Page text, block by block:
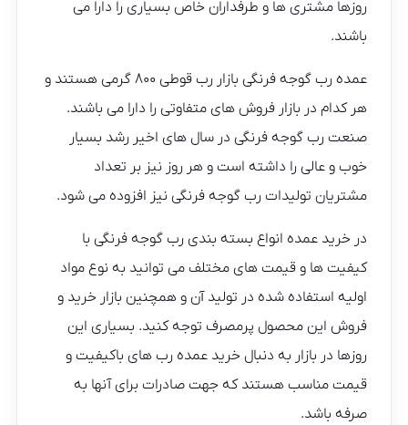
روزها مشتری ها و طرفداران خاص بسیاری را دارا می
باشند.
عمده رب گوجه فرنگی بازار رب قوطی ۸۰۰ گرمی هستند و
هر کدام در بازار فروش های متفاوتی را دارا می باشند.
صنعت رب گوجه فرنگی در سال های اخیر رشد بسیار
خوب و عالی را داشته است و هر روز نیز بر تعداد
مشتریان تولیدات رب گوجه فرنگی نیز افزوده می شود.
در خرید عمده انواع بسته بندی رب گوجه فرنگی با
کیفیت ها و قیمت های مختلف می توانید به نوع مواد
اولیه استفاده شده در تولید آن و همچنین بازار خرید و
فروش این محصول پرمصرف توجه کنید. بسیاری این
روزها در بازار به دنبال خرید عمده رب های باکیفیت و
قیمت مناسب هستند که جهت صادرات برای آنها به
صرفه باشد.